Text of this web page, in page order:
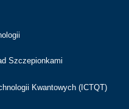
Szczepionkami
Kwantowych (ICTQT)